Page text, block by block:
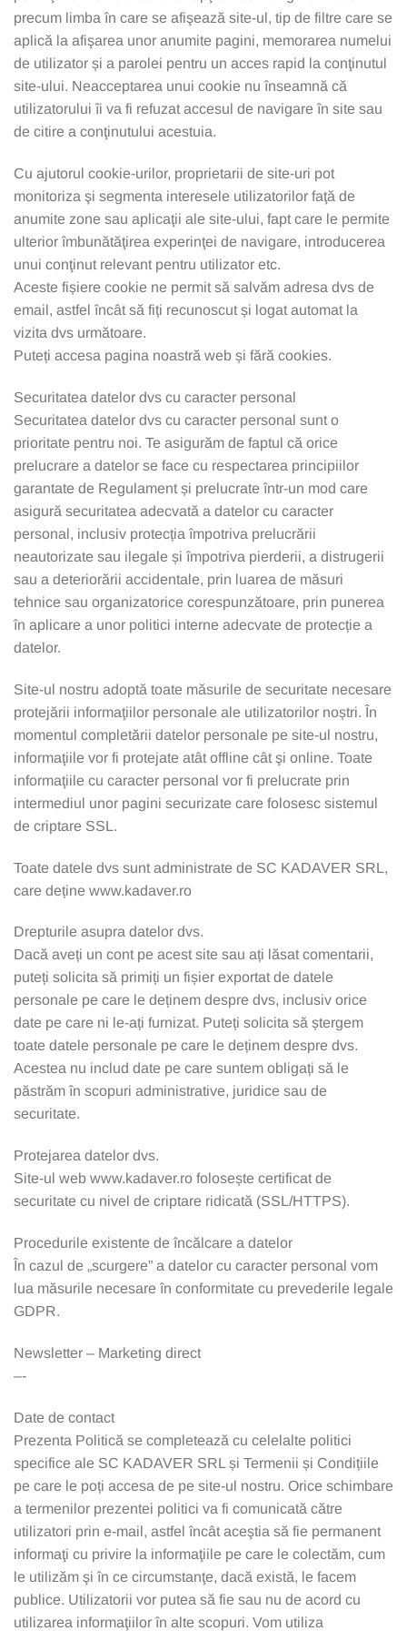
precum limba în care se afişează site-ul, tip de filtre care se
aplică la afişarea unor anumite pagini, memorarea numelui
de utilizator și a parolei pentru un acces rapid la conţinutul
site-ului. Neacceptarea unui cookie nu înseamnă că
utilizatorului îi va fi refuzat accesul de navigare în site sau
de citire a conţinutului acestuia.
Cu ajutorul cookie-urilor, proprietarii de site-uri pot
monitoriza şi segmenta interesele utilizatorilor faţă de
anumite zone sau aplicaţii ale site-ului, fapt care le permite
ulterior îmbunătăţirea experinţei de navigare, introducerea
unui conţinut relevant pentru utilizator etc.
Aceste fișiere cookie ne permit să salvăm adresa dvs de
email, astfel încât să fiți recunoscut și logat automat la
vizita dvs următoare.
Puteți accesa pagina noastră web și fără cookies.
Securitatea datelor dvs cu caracter personal
Securitatea datelor dvs cu caracter personal sunt o
prioritate pentru noi. Te asigurăm de faptul că orice
prelucrare a datelor se face cu respectarea principiilor
garantate de Regulament și prelucrate într-un mod care
asigură securitatea adecvată a datelor cu caracter
personal, inclusiv protecția împotriva prelucrării
neautorizate sau ilegale și împotriva pierderii, a distrugerii
sau a deteriorării accidentale, prin luarea de măsuri
tehnice sau organizatorice corespunzătoare, prin punerea
în aplicare a unor politici interne adecvate de protecție a
datelor.
Site-ul nostru adoptă toate măsurile de securitate necesare
protejării informaţiilor personale ale utilizatorilor noștri. În
momentul completării datelor personale pe site-ul nostru,
informaţiile vor fi protejate atât offline cât şi online. Toate
informaţiile cu caracter personal vor fi prelucrate prin
intermediul unor pagini securizate care folosesc sistemul
de criptare SSL.
Toate datele dvs sunt administrate de SC KADAVER SRL,
care deține www.kadaver.ro
Drepturile asupra datelor dvs.
Dacă aveți un cont pe acest site sau ați lăsat comentarii,
puteți solicita să primiți un fișier exportat de datele
personale pe care le deținem despre dvs, inclusiv orice
date pe care ni le-ați furnizat. Puteți solicita să ștergem
toate datele personale pe care le deținem despre dvs.
Acestea nu includ date pe care suntem obligați să le
păstrăm în scopuri administrative, juridice sau de
securitate.
Protejarea datelor dvs.
Site-ul web www.kadaver.ro folosește certificat de
securitate cu nivel de criptare ridicată (SSL/HTTPS).
Procedurile existente de încălcare a datelor
În cazul de „scurgere” a datelor cu caracter personal vom
lua măsurile necesare în conformitate cu prevederile legale
GDPR.
Newsletter – Marketing direct
–-
Date de contact
Prezenta Politică se completează cu celelalte politici
specifice ale SC KADAVER SRL și Termenii și Condițiile
pe care le poți accesa de pe site-ul nostru. Orice schimbare
a termenilor prezentei politici va fi comunicată către
utilizatori prin e-mail, astfel încât aceştia să fie permanent
informaţi cu privire la informaţiile pe care le colectăm, cum
le utilizăm şi în ce circumstanţe, dacă există, le facem
publice. Utilizatorii vor putea să fie sau nu de acord cu
utilizarea informaţiilor în alte scopuri. Vom utiliza